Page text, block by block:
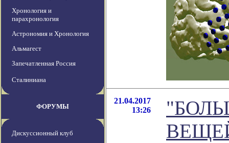
Хронология и
парахронология
Астрономия и Хронология
Альмагест
Запечатленная Россия
Сталиниана
ФОРУМЫ
Дискуссионный клуб
21.04.2017
13:26